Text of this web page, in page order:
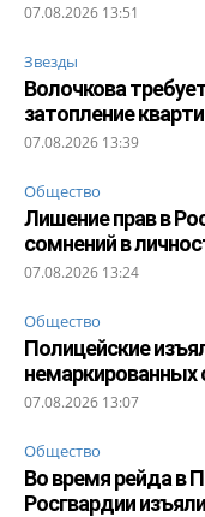
07.08.2026 13:51
Звезды
Волочкова
затопление
07.08.2026 13:39
Общество
Лишение прав в
сомнений в
07.08.2026 13:24
Общество
Полицейские
немаркированных
07.08.2026 13:07
Общество
Во время рейда в
Росгвардии